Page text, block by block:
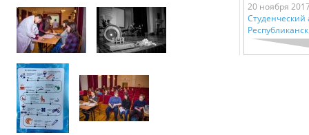
20 ноября
Студенческий